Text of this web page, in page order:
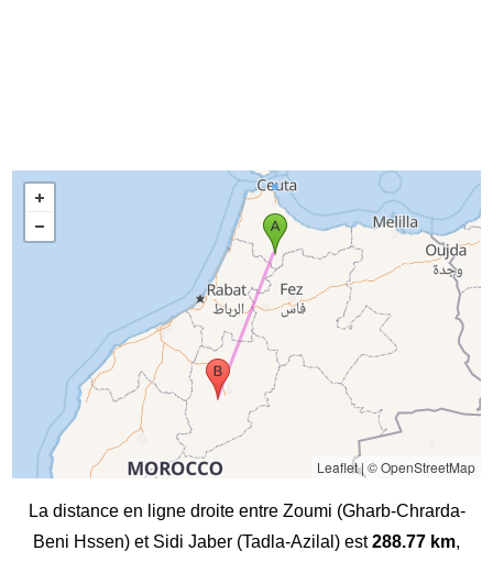
Leaflet| © OpenStreetMap
La distance en ligne droite entre Zoumi (Gharb-Chrarda-
Beni Hssen) et Sidi Jaber (Tadla-Azilal) est288.77 km,